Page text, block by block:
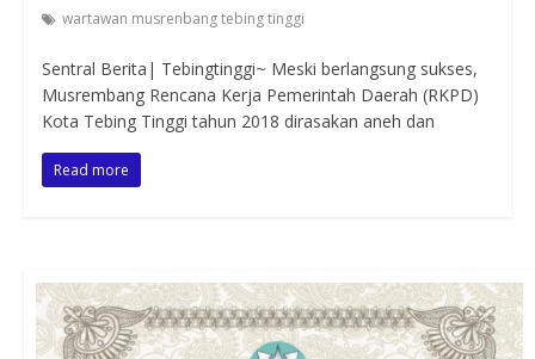
wartawan musrenbang tebing tinggi
Sentral Berita| Tebingtinggi~ Meski berlangsung sukses,
Musrembang Rencana Kerja Pemerintah Daerah (RKPD)
Kota Tebing Tinggi tahun 2018 dirasakan aneh dan
Read more